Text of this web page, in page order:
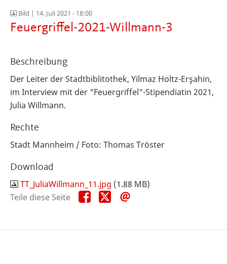
Bild | 14. Juli 2021 - 18:00
Feuergriffel-2021-Willmann-3
Beschreibung
Der Leiter der Stadtbiblitothek, Yilmaz Holtz-Erşahin,
im Interview mit der "Feuergriffel"-Stipendiatin 2021,
Julia Willmann.
Rechte
Stadt Mannheim / Foto: Thomas Tröster
Download
TT_JuliaWillmann_11.jpg (1.88 MB)
Teile diese Seite
Teile
diese
Teile
diese